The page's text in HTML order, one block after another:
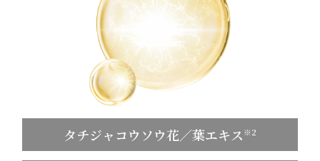
タチジャコウソウ花／葉エキス ※2